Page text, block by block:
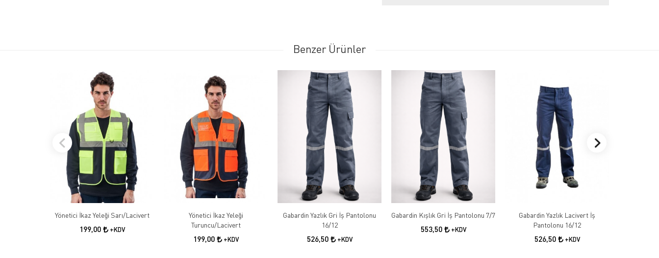
Benzer Ürünler
Yönetici İkaz Yeleği Sarı/Lacivert
199,00 +KDV
Yönetici İkaz Yeleği
Turuncu/Lacivert
199,00 +KDV
Gabardin Yazlık Gri İş Pantolonu
16/12
526,50 +KDV
Gabardin Kışlık Gri İş Pantolonu 7/7
553,50 +KDV
Gabardin Yazlık Lacivert İş
Pantolonu 16/12
526,50 +KDV